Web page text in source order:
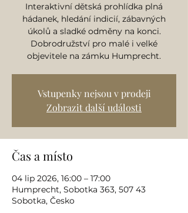
Interaktivní dětská prohlídka plná
hádanek, hledání indicií, zábavných
úkolů a sladké odměny na konci.
Dobrodružství pro malé i velké
objevitele na zámku Humprecht.
Vstupenky nejsou v prodeji
Zobrazit další události
Čas a místo
04 lip 2026, 16:00 – 17:00
Humprecht, Sobotka 363, 507 43
Sobotka, Česko